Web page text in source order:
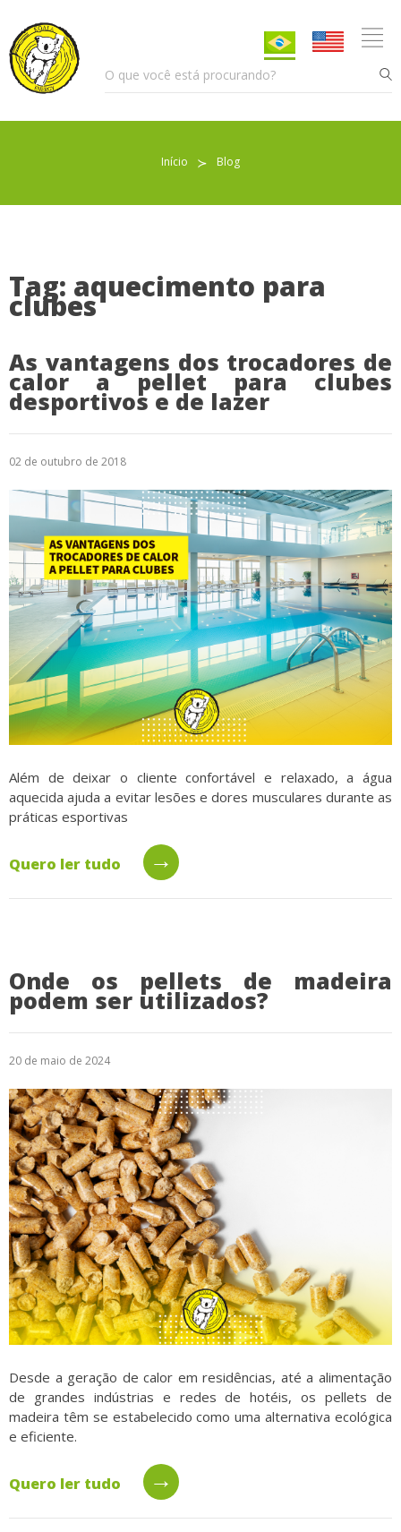
Início ≻ Blog
Tag: aquecimento para
clubes
As vantagens dos trocadores de
calor a pellet para clubes
desportivos e de lazer
02 de outubro de 2018
Além de deixar o cliente confortável e relaxado, a água
aquecida ajuda a evitar lesões e dores musculares durante as
práticas esportivas
Quero ler tudo →
Onde os pellets de madeira
podem ser utilizados?
20 de maio de 2024
Desde a geração de calor em residências, até a alimentação
de grandes indústrias e redes de hotéis, os pellets de
madeira têm se estabelecido como uma alternativa ecológica
e eficiente.
Quero ler tudo →
Indicações de uso
Blog
Denúncias
Relatório Transparência
Trabalhe Conosco